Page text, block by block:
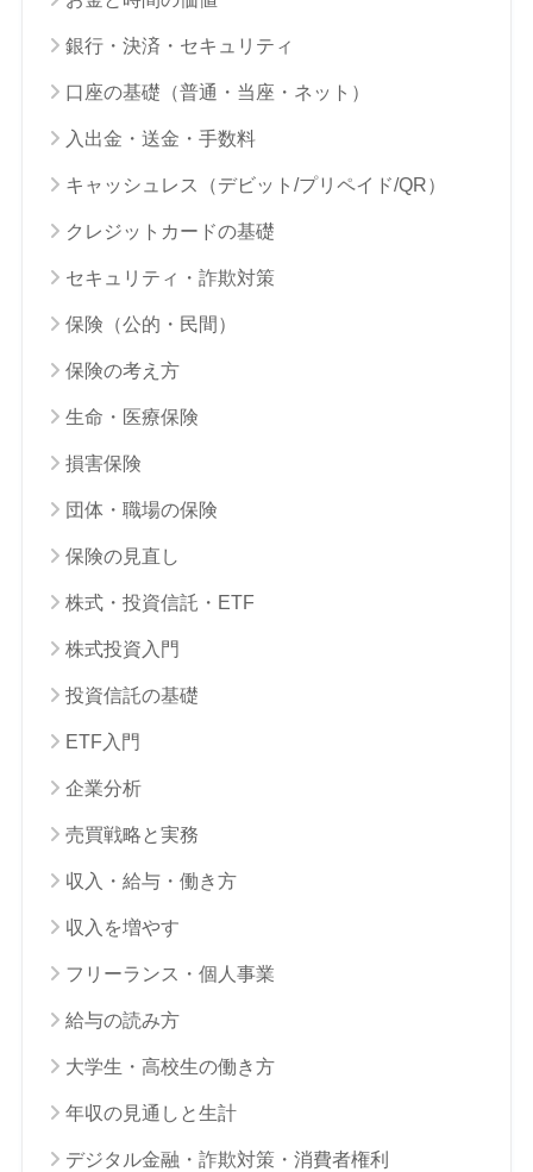
銀行・決済・セキュリティ
口座の基礎（普通・当座・ネット）
入出金・送金・手数料
キャッシュレス（デビット/プリペイド/QR）
クレジットカードの基礎
セキュリティ・詐欺対策
保険（公的・民間）
保険の考え方
生命・医療保険
損害保険
団体・職場の保険
保険の見直し
株式・投資信託・ETF
株式投資入門
投資信託の基礎
ETF入門
企業分析
売買戦略と実務
収入・給与・働き方
収入を増やす
フリーランス・個人事業
給与の読み方
大学生・高校生の働き方
年収の見通しと生計
デジタル金融・詐欺対策・消費者権利